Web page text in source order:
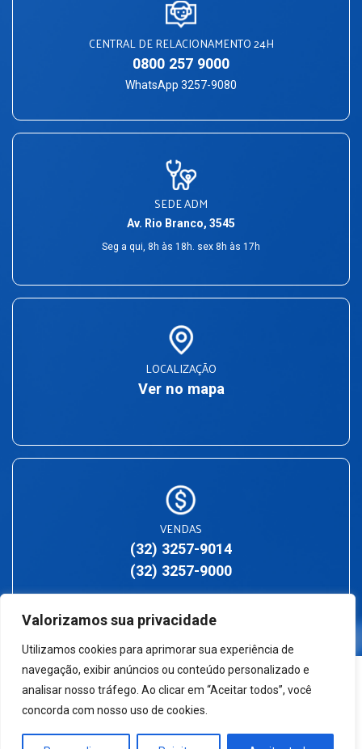
Valorizamos sua privacidade
Utilizamos cookies para aprimorar sua experiência de
navegação, exibir anúncios ou conteúdo personalizado e
analisar nosso tráfego. Ao clicar em “Aceitar todos”, você
concorda com nosso uso de cookies.
CENTRAL DE RELACIONAMENTO 24H
0800 257 9000
WhatsApp 3257-9080
SEDE ADM
Av. Rio Branco, 3545
Seg a qui, 8h às 18h. sex 8h às 17h
LOCALIZAÇÃO
Ver no mapa
VENDAS
(32) 3257-9014
(32) 3257-9000